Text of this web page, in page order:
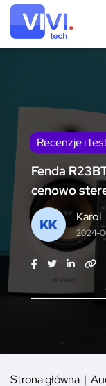
Recenzje i
Fenda
cenowo
Karol
2024-
Strona główna